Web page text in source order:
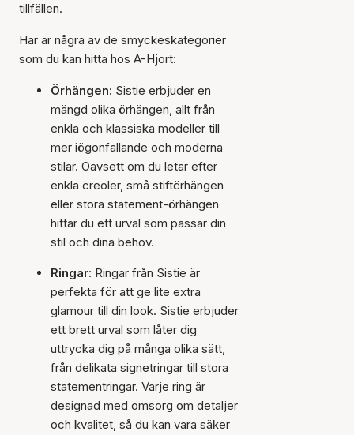
tillfällen.
Här är några av de smyckeskategorier
som du kan hitta hos A-Hjort:
Örhängen: Sistie erbjuder en
mängd olika örhängen, allt från
enkla och klassiska modeller till
mer iögonfallande och moderna
stilar. Oavsett om du letar efter
enkla creoler, små stiftörhängen
eller stora statement-örhängen
hittar du ett urval som passar din
stil och dina behov.
Ringar: Ringar från Sistie är
perfekta för att ge lite extra
glamour till din look. Sistie erbjuder
ett brett urval som låter dig
uttrycka dig på många olika sätt,
från delikata signetringar till stora
statementringar. Varje ring är
designad med omsorg om detaljer
och kvalitet, så du kan vara säker